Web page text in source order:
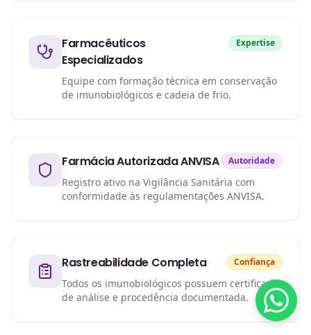
Farmacêuticos
Especializados
Expertise
Equipe com formação técnica em conservação
de imunobiológicos e cadeia de frio.
Farmácia Autorizada ANVISA Autoridade
Registro ativo na Vigilância Sanitária com
conformidade às regulamentações ANVISA.
Rastreabilidade Completa Confiança
Todos os imunobiológicos possuem certificado
de análise e procedência documentada.